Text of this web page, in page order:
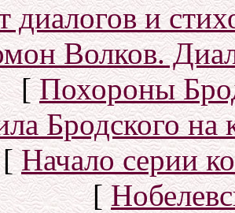
диалогов и
Волков.
[Похороны
Бродского
[Начало серии
[